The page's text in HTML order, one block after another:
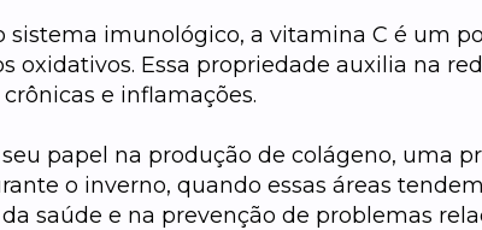
imunológico, a vitamina C é um
Essa propriedade auxilia na
e inflamações.
papel na produção de colágeno, uma
o inverno, quando essas áreas
saúde e na prevenção de problemas